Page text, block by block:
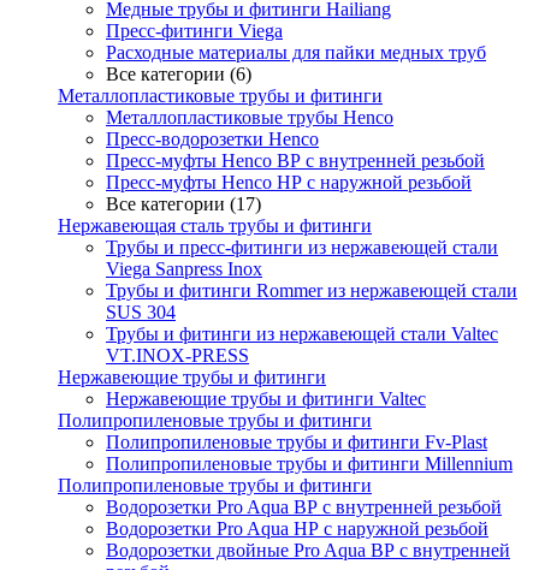
Медные трубы и фитинги Hailiang
Пресс-фитинги Viega
Расходные материалы для пайки медных труб
Все категории (6)
Металлопластиковые трубы и фитинги
Металлопластиковые трубы Henco
Пресс-водорозетки Henco
Пресс-муфты Henco ВР с внутренней резьбой
Пресс-муфты Henco НР с наружной резьбой
Все категории (17)
Нержавеющая сталь трубы и фитинги
Трубы и пресс-фитинги из нержавеющей стали
Viega Sanpress Inox
Трубы и фитинги Rommer из нержавеющей стали
SUS 304
Трубы и фитинги из нержавеющей стали Valtec
VT.INOX-PRESS
Нержавеющие трубы и фитинги
Нержавеющие трубы и фитинги Valtec
Полипропиленовые трубы и фитинги
Полипропиленовые трубы и фитинги Fv-Plast
Полипропиленовые трубы и фитинги Millennium
Полипропиленовые трубы и фитинги
Водорозетки Pro Aqua ВР с внутренней резьбой
Водорозетки Pro Aqua НР с наружной резьбой
Водорозетки двойные Pro Aqua ВР с внутренней